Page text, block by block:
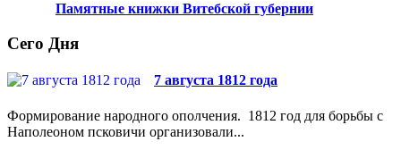
Памятные книжки Витебской губернии
Сего Дня
7 августа 1812 года
Формирование народного ополчения. 1812 год для борьбы с
Наполеоном псковичи организовали...